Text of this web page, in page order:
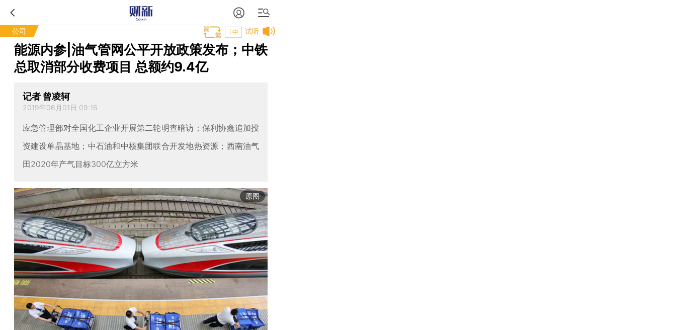
公司 试听
T中
能源内参|油气管网公平开放政策发布；中铁
总取消部分收费项目 总额约9.4亿
记者 曾凌轲
2019年06月01日 09:16
应急管理部对全国化工企业开展第二轮明查暗访；保利协鑫追加投
资建设单晶基地；中石油和中核集团联合开发地热资源；西南油气
田2020年产气目标300亿立方米
原图